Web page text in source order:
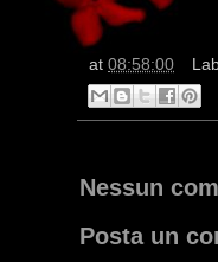
at 08:58:00
Nessun
Posta un